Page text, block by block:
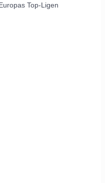
Top-Ligen